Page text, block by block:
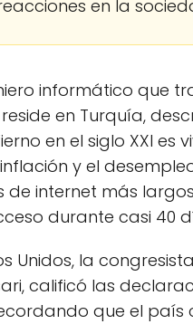
en la
informático que
en Turquía,
en el siglo XXI
y el
de internet más
durante casi 40
Unidos, la
calificó las
que el país